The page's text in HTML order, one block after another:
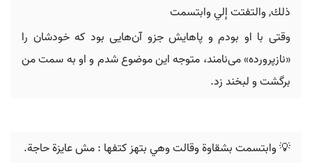
ذلك‪ ,‬والتفتت إلي وابتسمت‪
وقتی با او بودم و پاهایش جزو آن‌هایی بود که خودشان را
«نازپرورده» می‌نامند، متوجه این موضوع شدم و او به سمت من
برگشت و لبخند زد.
💡 ‬وابتسمت‬ ‫بشقاوة وقالت وهي بتهز كتفها ‪ :‬مش عايزة حاجة‪.